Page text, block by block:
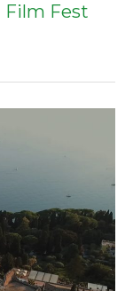
Film Fest